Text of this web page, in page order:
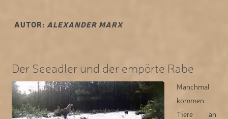
AUTOR: ALEXANDER MARX
Der Seeadler und der empörte Rabe
Manchmal
kommen
Tiere an